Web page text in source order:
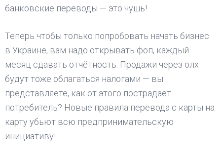
банковские переводы — это чушь!
Теперь чтобы только попробовать начать бизнес
в Украине, вам надо открывать фоп, каждый
месяц сдавать отчётность. Продажи через олх
будут тоже облагаться налогами — вы
представляете, как от этого пострадает
потребитель? Новые правила перевода с карты на
карту убьют всю предпринимательскую
инициативу!